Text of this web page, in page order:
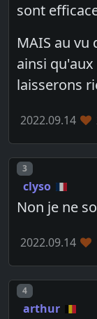
sont
MAIS au
ainsi
laisserons
2022.09.14
Post number
3
clyso
Non je ne
2022.09.14
Post number
4
arthur